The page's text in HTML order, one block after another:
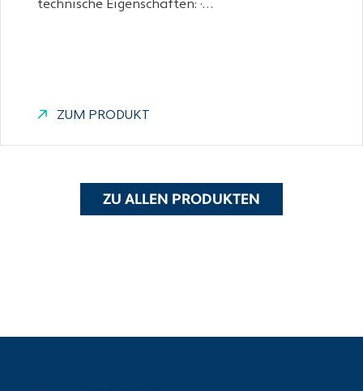
technische Eigenschaften: ·…
ZUM PRODUKT
ZU ALLEN PRODUKTEN